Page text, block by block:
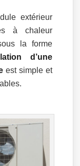
extérieur
à chaleur
la forme
d’une
est simple et